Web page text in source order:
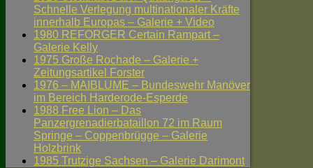
Schnelle Verlegung multinationaler Kräfte
innerhalb Europas – Galerie + Video
1980 REFORGER Certain Rampart –
Galerie Kelly
1975 Große Rochade – Galerie +
Zeitungsartikel Forster
1976 – MAIBLUME – Bundeswehr Manöver
im Bereich Harderode-Esperde
1988 Free Lion – Das
Panzergrenadierbataillon 72 im Raum
Springe – Coppenbrügge – Galerie
Holzbrink
1985 Trutzige Sachsen – Galerie Darimont